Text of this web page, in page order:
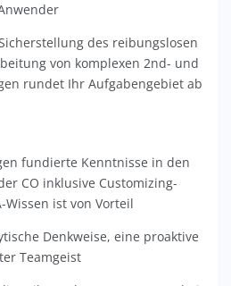
des reibungslosen
von komplexen 2nd- und
rundet Ihr Aufgabengebiet ab
fundierte Kenntnisse in den
CO inklusive Customizing-
Wissen ist von Vorteil
Denkweise, eine proaktive
Teamgeist